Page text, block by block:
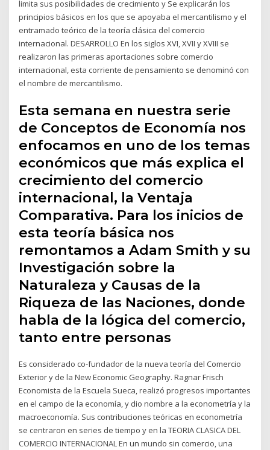
limita sus posibilidades de crecimiento y Se explicarán los
principios básicos en los que se apoyaba el mercantilismo y el
entramado teórico de la teoría clásica del comercio
internacional. DESARROLLO En los siglos XVI, XVII y XVIII se
realizaron las primeras aportaciones sobre comercio
internacional, esta corriente de pensamiento se denominó con
el nombre de mercantilismo.
Esta semana en nuestra serie
de Conceptos de Economía nos
enfocamos en uno de los temas
económicos que más explica el
crecimiento del comercio
internacional, la Ventaja
Comparativa. Para los inicios de
esta teoría básica nos
remontamos a Adam Smith y su
Investigación sobre la
Naturaleza y Causas de la
Riqueza de las Naciones, donde
habla de la lógica del comercio,
tanto entre personas
Es considerado co-fundador de la nueva teoría del Comercio
Exterior y de la New Economic Geography. Ragnar Frisch
Economista de la Escuela Sueca, realizó progresos importantes
en el campo de la economía, y dio nombre a la econometría y la
macroeconomía. Sus contribuciones teóricas en econometría
se centraron en series de tiempo y en la TEORIA CLASICA DEL
COMERCIO INTERNACIONAL En un mundo sin comercio, una